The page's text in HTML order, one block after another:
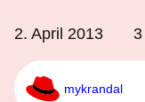
2. April 2013 3
mykrandal